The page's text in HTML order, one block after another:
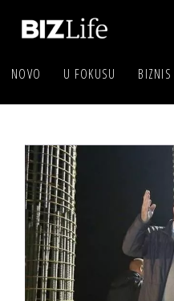
NOVO U FOKUSU BIZNIS